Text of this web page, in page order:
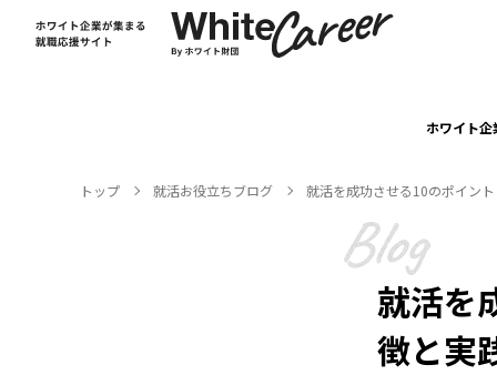
ホワイト企
トップ 就活お役⽴ちブログ 就活を成功させる10のポイン
就活を
徴と実